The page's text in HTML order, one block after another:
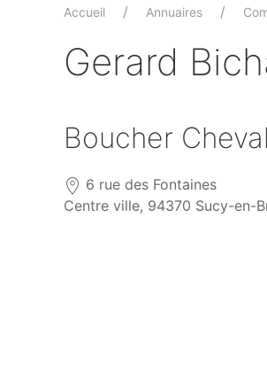
Accueil Annuaires
Gerard
Boucher
6 rue des Fontaines
Centre ville, 94370 Sucy-en-